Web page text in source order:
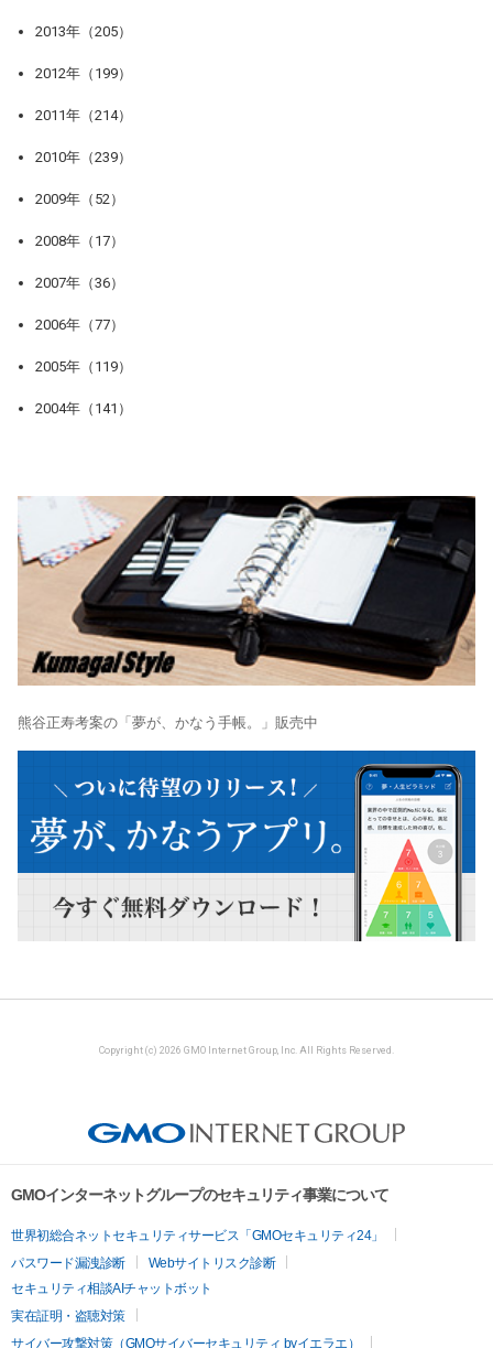
2013年（205）
2012年（199）
2011年（214）
2010年（239）
2009年（52）
2008年（17）
2007年（36）
2006年（77）
2005年（119）
2004年（141）
熊谷正寿考案の「夢が、かなう手帳。」販売中
Copyright (c) 2026 GMO Internet Group, Inc. All Rights Reserved.
GMOインターネットグループのセキュリティ事業について
世界初総合ネットセキュリティサービス「GMOセキュリティ24」
パスワード漏洩診断
Webサイトリスク診断
セキュリティ相談AIチャットボット
実在証明・盗聴対策
サイバー攻撃対策（GMOサイバーセキュリティ byイエラエ）